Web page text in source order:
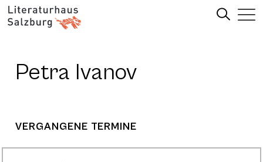
Petra Ivanov
VERGANGENE TERMINE